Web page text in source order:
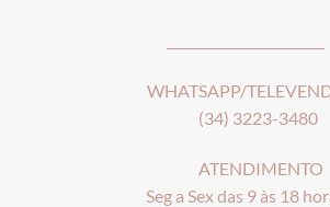
WHATSAPP/
(34) 3223-3480
ATENDIMENTO
Seg a Sex das 9 às 18